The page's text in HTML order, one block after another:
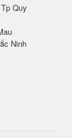
Quy
Ninh